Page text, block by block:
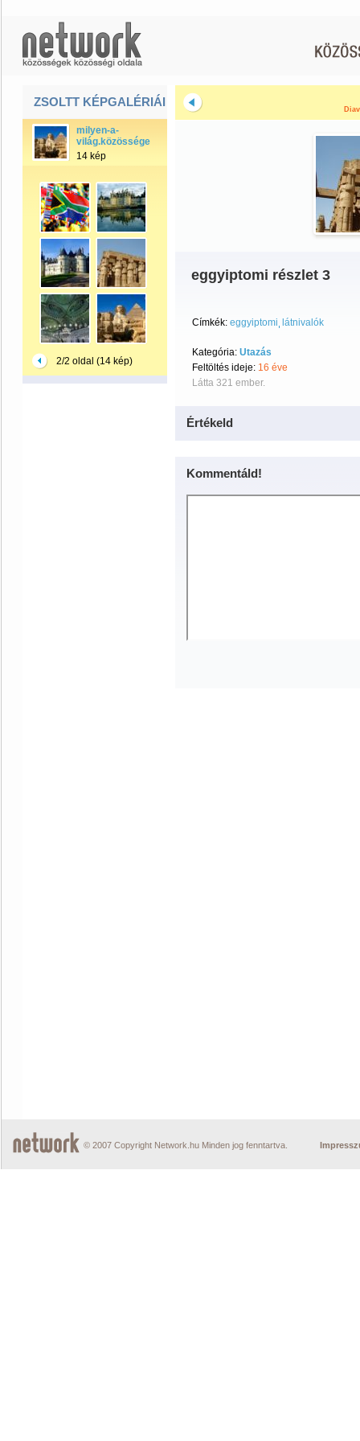
ZSOLTT KÉPGALÉRIÁI
milyen-a-
világ.közössége
14 kép
2/2 oldal (14 kép)
eggyiptomi részlet 3
Címkék: eggyiptomi látnivalók
Kategória: Utazás
Feltöltés ideje: 16 éve
Látta 321 ember.
Értékeld
Kommentáld!
© 2007 Copyright Network.hu Minden jog fenntartva.